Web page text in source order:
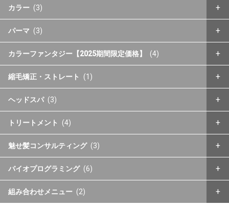
カラー (3)
パーマ (3)
カラーファンタジー【2025期間限定価格】 (4)
縮毛矯正・ストレート (1)
ヘッドスパ (3)
トリートメント (4)
魅せ髪コンサルティング (3)
バイオプログラミング (6)
組み合わせメニュー (2)